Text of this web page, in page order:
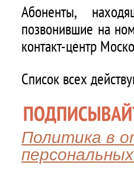
Абоненты,
позвонившие на
контакт-центр
Список всех
Политика в